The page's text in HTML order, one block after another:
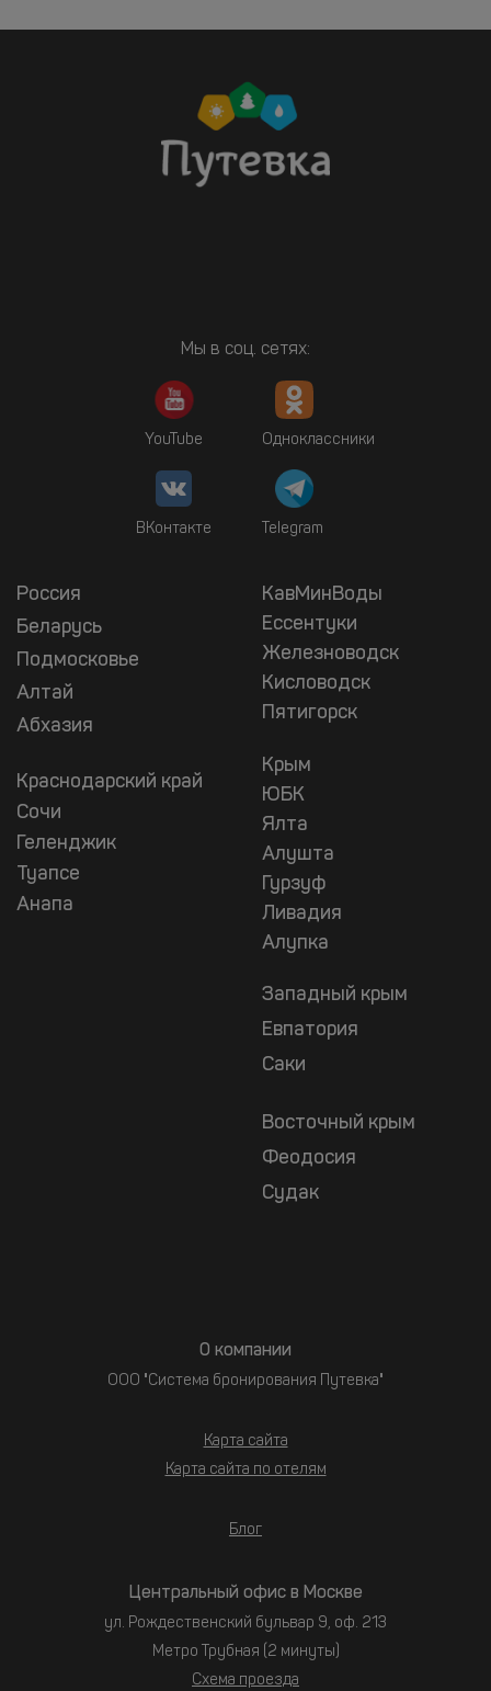
Мы в соц. сетях:
YouTube Одноклассники
ВКонтакте Telegram
Россия
Беларусь
Подмосковье
Алтай
Абхазия
Краснодарский край
Сочи
Геленджик
Туапсе
Анапа
КавМинВоды
Ессентуки
Железноводск
Кисловодск
Пятигорск
Крым
ЮБК
Ялта
Алушта
Гурзуф
Ливадия
Алупка
Западный крым
Евпатория
Саки
Восточный крым
Феодосия
Судак
О компании
ООО "Система бронирования Путевка"
Карта сайта
Карта сайта по отелям
Блог
Центральный офис в Москве
ул. Рождественский бульвар 9, оф. 213
Метро Трубная (2 минуты)
Схема проезда